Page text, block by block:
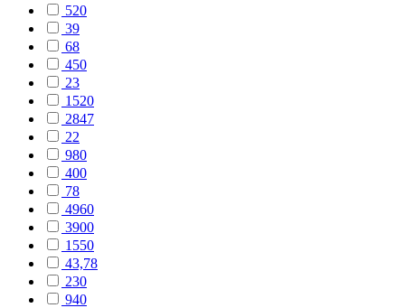
520
39
68
450
23
1520
2847
22
980
400
78
4960
3900
1550
43,78
230
940